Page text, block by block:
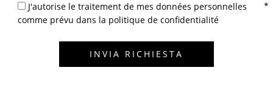
J'autorise le traitement de mes données personnelles
comme prévu dans la politique de confidentialité